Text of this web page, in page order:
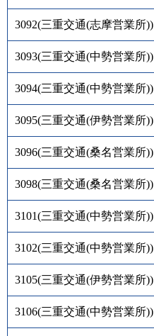
3092(三重交通(志摩営業所))
3093(三重交通(中勢営業所))
3094(三重交通(中勢営業所))
3095(三重交通(伊勢営業所))
3096(三重交通(桑名営業所))
3098(三重交通(桑名営業所))
3101(三重交通(中勢営業所))
3102(三重交通(中勢営業所))
3105(三重交通(伊勢営業所))
3106(三重交通(中勢営業所))